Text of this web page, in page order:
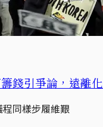
錢引爭論，遠離
同樣步履維艱